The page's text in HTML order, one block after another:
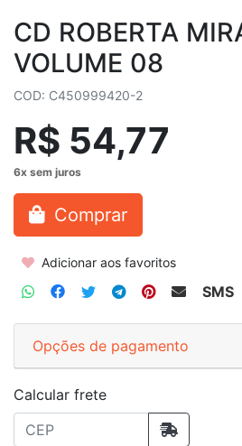
CD ROBERTA
VOLUME 08
COD: C450999420-2
R$ 54,77
Comprar
Adicionar aos favoritos
SMS
Opções de pagamento
Calcular frete